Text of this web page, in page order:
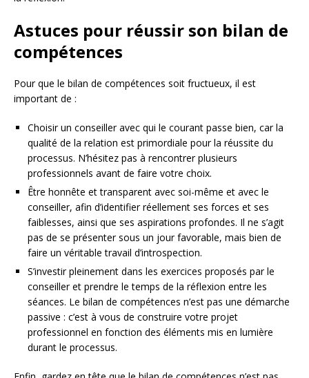
Astuces pour réussir son bilan de
compétences
Pour que le bilan de compétences soit fructueux, il est
important de :
Choisir un conseiller avec qui le courant passe bien, car la
qualité de la relation est primordiale pour la réussite du
processus. N’hésitez pas à rencontrer plusieurs
professionnels avant de faire votre choix.
Être honnête et transparent avec soi-même et avec le
conseiller, afin d’identifier réellement ses forces et ses
faiblesses, ainsi que ses aspirations profondes. Il ne s’agit
pas de se présenter sous un jour favorable, mais bien de
faire un véritable travail d’introspection.
S’investir pleinement dans les exercices proposés par le
conseiller et prendre le temps de la réflexion entre les
séances. Le bilan de compétences n’est pas une démarche
passive : c’est à vous de construire votre projet
professionnel en fonction des éléments mis en lumière
durant le processus.